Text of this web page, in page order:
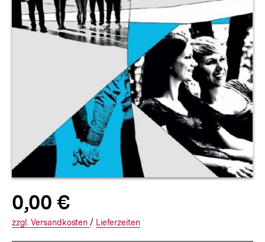
Allgemeine
Informationen
Produktpreis:
0,00 €0
€
zuzüglich
Versandkosten
Interner
Informationen
zzgl. zuzüglichen
Versandkosten / Interner
Informationen
Lieferzeiten